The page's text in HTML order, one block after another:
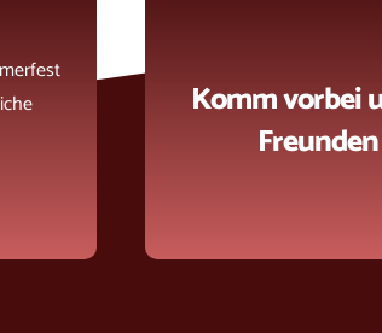
Komm vorbei